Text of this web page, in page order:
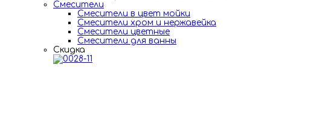
Смесители
Смесители в цвет мойки
Смесители хром и нержавейка
Смесители цветные
Смесители для ванны
Скидка